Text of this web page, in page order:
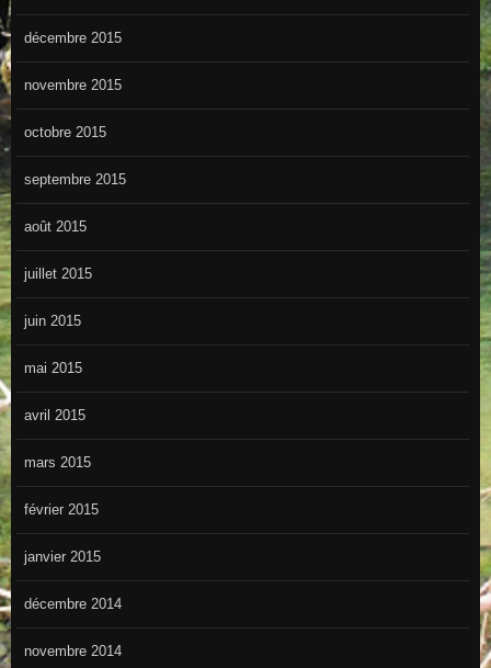
décembre 2015
novembre 2015
octobre 2015
septembre 2015
août 2015
juillet 2015
juin 2015
mai 2015
avril 2015
mars 2015
février 2015
janvier 2015
décembre 2014
novembre 2014